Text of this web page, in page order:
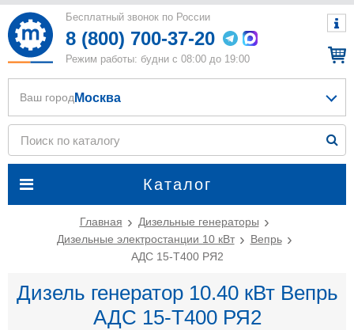
Бесплатный звонок по России
8 (800) 700-37-20
Режим работы: будни с 08:00 до 19:00
Каталог
Ваш город Москва
Главная
Дизельные генераторы
Дизельные электростанции 10 кВт
Вепрь
АДС 15-Т400 РЯ2
Дизель генератор 10.40 кВт Вепрь
АДС 15-Т400 РЯ2